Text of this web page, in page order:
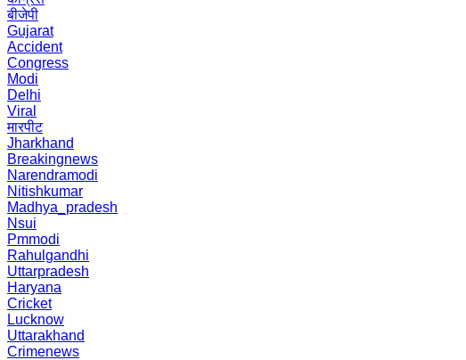
बीजेपी
Gujarat
Accident
Congress
Modi
Delhi
Viral
मारपीट
Jharkhand
Breakingnews
Narendramodi
Nitishkumar
Madhya_pradesh
Nsui
Pmmodi
Rahulgandhi
Uttarpradesh
Haryana
Cricket
Lucknow
Uttarakhand
Crimenews